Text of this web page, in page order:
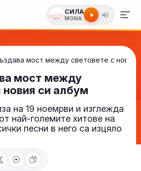
СИЛА
MONA
мост между световете с новия
мост между
новия си албум
на 19 ноемрви и изглежда
най-големите хитове на
песни в него са изцяло